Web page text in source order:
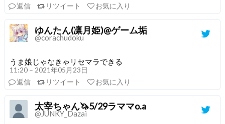
返信
リツイート お気に入り
ゆんたん(凛月姫)@ゲーム垢
@corachudoku
うま娘じゃなきゃリセマラできる
11:20 – 2021年05月23日
返信
リツイート お気に入り
太宰ちゃん🦄5/29ラママo.a
@JUNKY_Dazai